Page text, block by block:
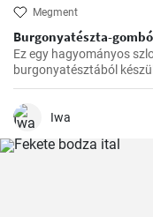
Megment
Burgonyatészta-
Ez egy hagyományos
burgonyatésztából
elkészíteni és ízletes.
Iwa